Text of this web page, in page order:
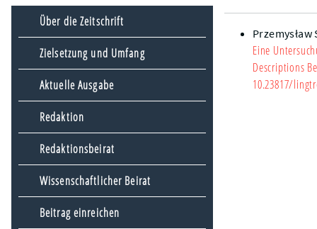
Über die Zeitschrift
Zielsetzung und Umfang
Aktuelle Ausgabe
Redaktion
Redaktionsbeirat
Wissenschaftlicher Beirat
Beitrag einreichen
Eine
Descriptions
10.23817/